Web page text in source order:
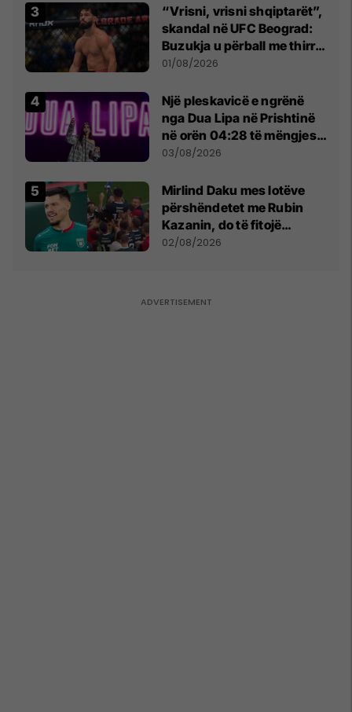
“Vrisni, vrisni shqiptarët”,
skandal në UFC Beograd:
Buzukja u përball me thirrje
anti-shqiptare nga
01/08/2026
Një pleskavicë e ngrënë
nga Dua Lipa në Prishtinë
në orën 04:28 të mëngjesit
- dhe bota digjitale serbe
03/08/2026
Mirlind Daku mes lotëve
përshëndetet me Rubin
Kazanin, do të fitojë
miliona te Spartak Moska
02/08/2026